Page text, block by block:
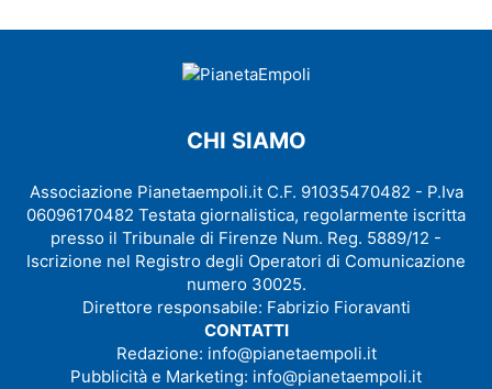
CHI SIAMO
Associazione Pianetaempoli.it C.F. 91035470482 - P.Iva
06096170482 Testata giornalistica, regolarmente iscritta
presso il Tribunale di Firenze Num. Reg. 5889/12 -
Iscrizione nel Registro degli Operatori di Comunicazione
numero 30025.
Direttore responsabile: Fabrizio Fioravanti
CONTATTI
Redazione: info@pianetaempoli.it
Pubblicità e Marketing: info@pianetaempoli.it